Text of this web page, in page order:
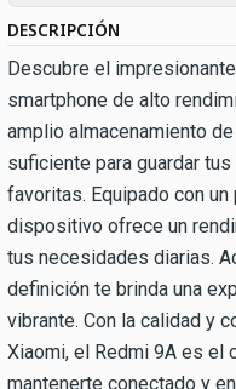
DESCRIPCIÓN
Descubre el
smartphone de alto
amplio almacenamiento
suficiente para guardar
favoritas. Equipado con
dispositivo ofrece un
tus necesidades diarias.
definición te brinda una
vibrante. Con la calidad y
Xiaomi, el Redmi 9A es el
mantenerte conectado y